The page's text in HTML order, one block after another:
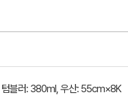
텀블러: 380ml, 우산: 55cm×8K